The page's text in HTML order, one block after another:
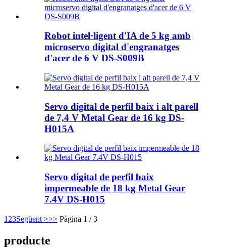
Robot intel·ligent d'IA de 5 kg amb
microservo digital d'engranatges
d'acer de 6 V DS-S009B
Servo digital de perfil baix i alt parell
de 7,4 V Metal Gear de 16 kg DS-
H015A
Servo digital de perfil baix
impermeable de 18 kg Metal Gear
7.4V DS-H015
1 23Següent >>> Pàgina 1 / 3
producte